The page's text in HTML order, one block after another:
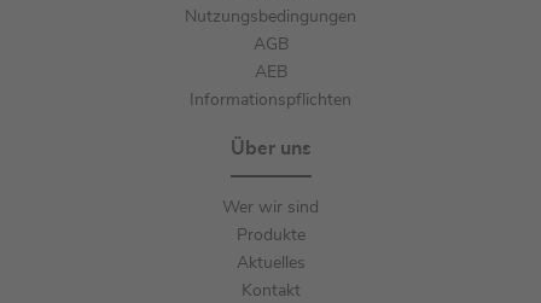
Nutzungsbedingungen
AGB
AEB
Informationspflichten
Über uns
Wer wir sind
Produkte
Aktuelles
Kontakt